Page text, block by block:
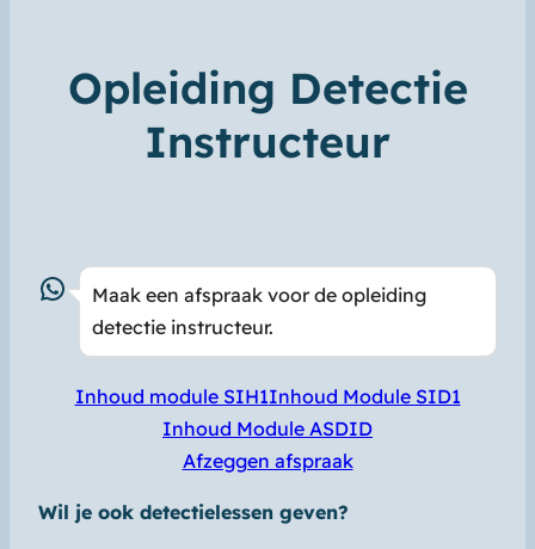
Opleiding Detectie
Instructeur
WhatsApp
Maak een afspraak voor de opleiding
detectie instructeur.
Inhoud module SIH1Inhoud Module SID1
Inhoud Module ASDID
Afzeggen afspraak
Wil je ook detectielessen geven?